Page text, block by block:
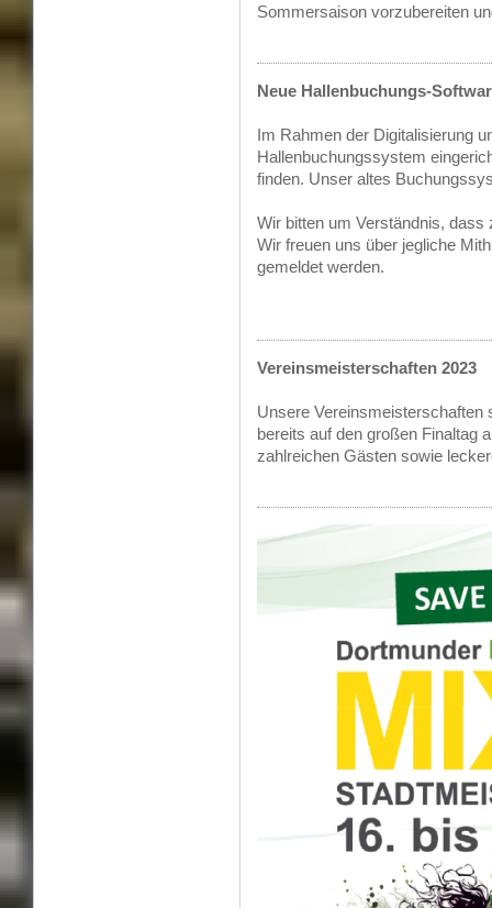
Sommersaison vorzubereiten
Neue Hallenbuchungs-
Im Rahmen der Digitalisierung
Hallenbuchungssystem
finden. Unser altes
Wir bitten um Verständnis, dass
Wir freuen uns über jegliche
gemeldet werden.
Vereinsmeisterschaften 2023
Unsere Vereinsmeisterschaften
bereits auf den großen Finaltag
zahlreichen Gästen sowie